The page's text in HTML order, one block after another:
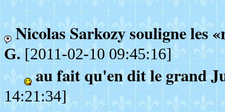
Nicolas Sarkozy souligne les
G.[2011-02-10 09:45:16]
au fait qu'en dit le grand
14:21:34]